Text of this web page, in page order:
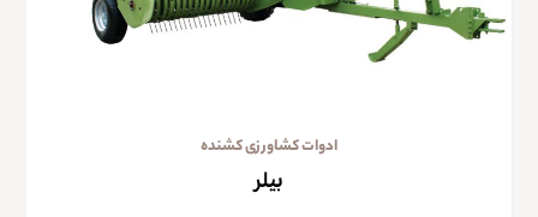
ادوات کشاورزی کشنده
بیلر